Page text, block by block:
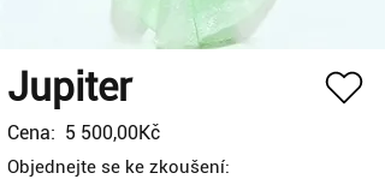
Jupiter
Cena: 5 500,00Kč
Objednejte se ke zkoušení: